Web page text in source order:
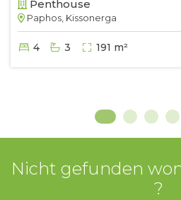
Penthouse
Paphos, Kissonerga
4 3 191 m²
Nicht gefunden
?